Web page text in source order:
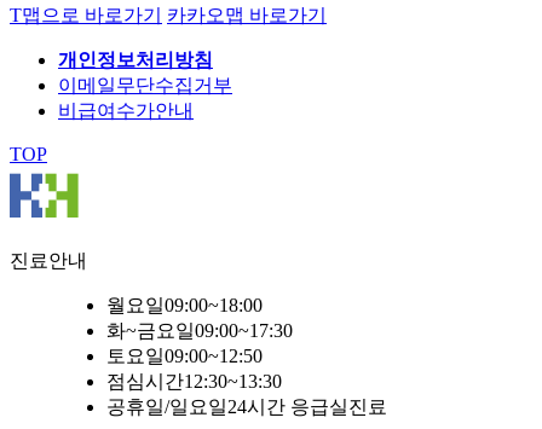
T맵으로 바로가기 카카오맵 바로가기
개인정보처리방침
이메일무단수집거부
비급여수가안내
TOP
진료안내
월요일09:00~18:00
화~금요일09:00~17:30
토요일09:00~12:50
점심시간12:30~13:30
공휴일/일요일24시간 응급실진료